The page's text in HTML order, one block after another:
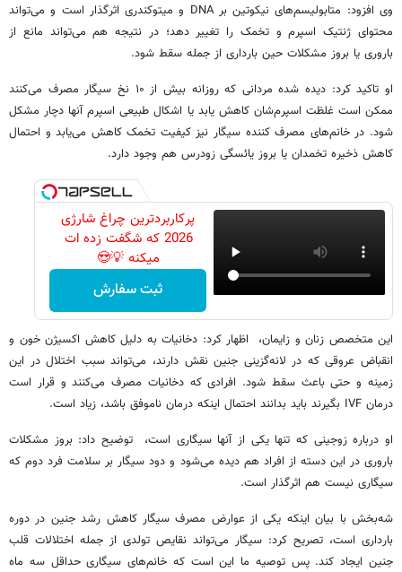
وی افزود: متابولیسم‌های نیکوتین بر DNA و میتوکندری اثرگذار است و می‌تواند
محتوای ژنتیک اسپرم و تخمک را تغییر دهد؛ در نتیجه هم می‌تواند مانع از
باروری یا بروز مشکلات حین بارداری از جمله سقط شود.
او تاکید کرد: دیده شده مردانی که روزانه بیش از ۱۰ نخ سیگار مصرف می‌کنند
ممکن است غلظت اسپرم‌شان کاهش یابد یا اشکال طبیعی اسپرم آنها دچار مشکل
شود. در خانم‌های مصرف کننده سیگار نیز کیفیت تخمک کاهش می‌یابد و احتمال
کاهش ذخیره تخمدان یا بروز یائسگی زودرس هم وجود دارد.
پرکاربردترین چراغ شارژی
2026 که شگفت زده ات
میکنه 💡😍
ثبت سفارش
این متخصص زنان و زایمان، ‌ اظهار کرد: دخانیات به دلیل کاهش اکسیژن خون و
انقباض عروقی که در لانه‌گزینی جنین نقش دارند، می‌تواند سبب اختلال در این
زمینه و حتی باعث سقط شود. افرادی که دخانیات مصرف می‌کنند و قرار است
درمان IVF بگیرند باید بدانند احتمال اینکه درمان ناموفق باشد، زیاد است.
او درباره زوجینی که تنها یکی از آنها سیگاری است، ‌ توضیح داد: بروز مشکلات
باروری در این دسته از افراد هم دیده می‌شود و دود سیگار بر سلامت فرد دوم که
سیگاری نیست هم اثرگذار است.
شه‌بخش با بیان اینکه یکی از عوارض مصرف سیگار کاهش رشد جنین در دوره
بارداری است، تصریح کرد: سیگار می‌تواند نقایص تولدی از جمله اختلالات قلب
جنین ایجاد کند. پس توصیه ما این است که خانم‌های سیگاری حداقل سه ماه